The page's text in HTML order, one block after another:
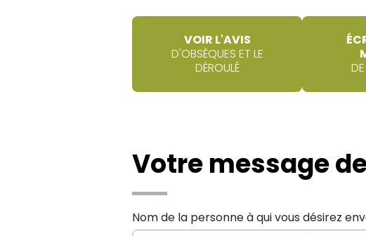
VOIR L'AVIS
D'OBSÈQUES ET LE
DÉROULÉ
Votre message
Nom de la personne à qui vous désirez